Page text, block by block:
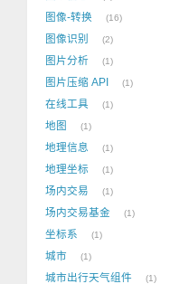
图像-转换 16
图像识别 2
图片分析 1
图片压缩 API 1
在线工具 1
地图 1
地理信息 1
地理坐标 1
场内交易 1
场内交易基金 1
坐标系 1
城市 1
城市出行天气组件 1